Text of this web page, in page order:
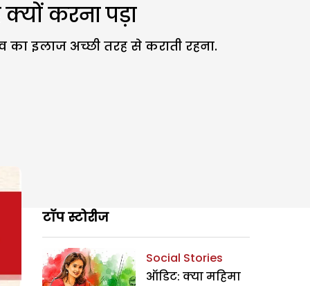
करना पड़ा
का इलाज अच्छी तरह से कराती रहना.
टॉप स्टोरीज
Social Stories
ऑडिट: क्या महिमा